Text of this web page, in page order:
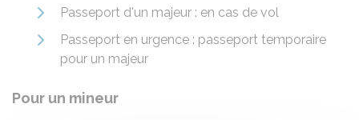
Passeport d'un majeur : en cas de vol
Passeport en urgence : passeport temporaire
pour un majeur
Pour un mineur